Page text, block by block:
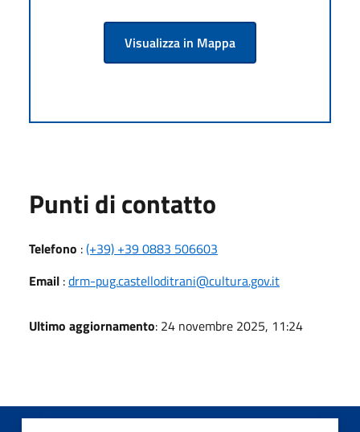
Visualizza in Mappa
Punti di contatto
Telefono :(+39) +39 0883 506603
Email :drm-pug.castelloditrani@cultura.gov.it
Ultimo aggiornamento: 24 novembre 2025, 11:24